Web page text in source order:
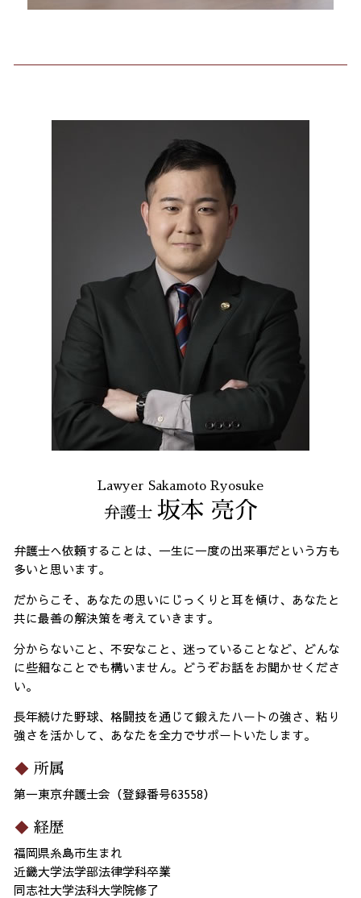
Lawyer Sakamoto Ryosuke
弁護士 坂本 亮介
弁護士へ依頼することは、一生に一度の出来事だという方も
多いと思います。
だからこそ、あなたの思いにじっくりと耳を傾け、あなたと
共に最善の解決策を考えていきます。
分からないこと、不安なこと、迷っていることなど、どんな
に些細なことでも構いません。どうぞお話をお聞かせくださ
い。
長年続けた野球、格闘技を通じて鍛えたハートの強さ、粘り
強さを活かして、あなたを全力でサポートいたします。
所属
第一東京弁護士会（登録番号63558）
経歴
福岡県糸島市生まれ
近畿大学法学部法律学科卒業
同志社大学法科大学院修了